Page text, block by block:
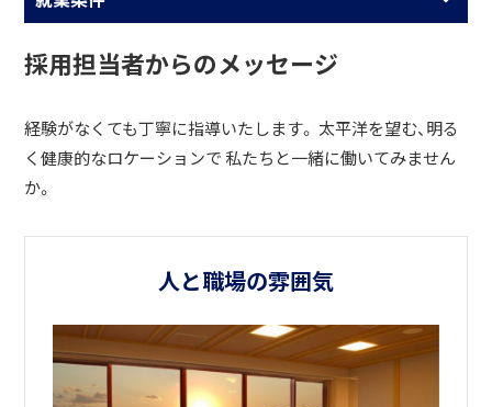
採用担当者からのメッセージ
経験がなくても丁寧に指導いたします。 太平洋を望む、明る
く健康的なロケーションで 私たちと一緒に働いてみません
か。
人と職場の雰囲気